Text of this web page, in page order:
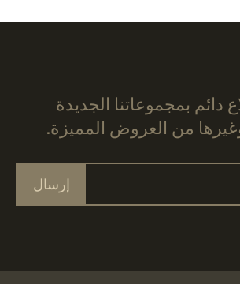
دائم بمجموعاتنا الجديدة
من العروض المميزة.
إرسال